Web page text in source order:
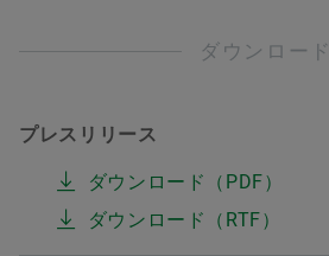
ダウンロード
プレスリリース
ダウンロード（PDF）
ダウンロード（RTF）